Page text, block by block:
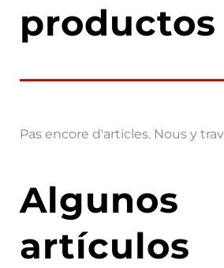
productos
Pas encore d'articles. Nous y
Algunos
artículos